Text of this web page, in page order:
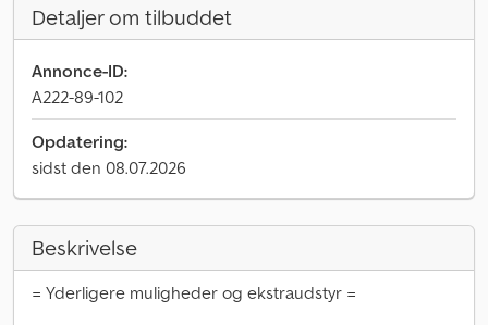
Detaljer om tilbuddet
Annonce-ID:
A222-89-102
Opdatering:
sidst den 08.07.2026
Beskrivelse
= Yderligere muligheder og ekstraudstyr =